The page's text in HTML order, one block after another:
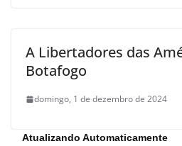
A Libertadores das
Botafogo
domingo, 1 de dezembro de 2024